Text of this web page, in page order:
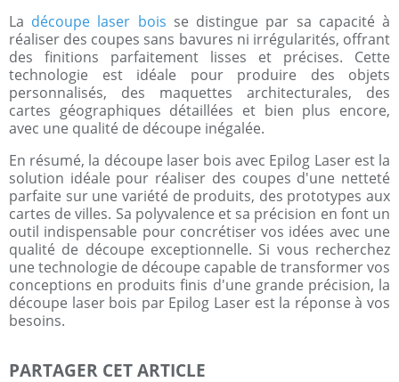
La découpe laser bois se distingue par sa capacité à
réaliser des coupes sans bavures ni irrégularités, offrant
des finitions parfaitement lisses et précises. Cette
technologie est idéale pour produire des objets
personnalisés, des maquettes architecturales, des
cartes géographiques détaillées et bien plus encore,
avec une qualité de découpe inégalée.
En résumé, la découpe laser bois avec Epilog Laser est la
solution idéale pour réaliser des coupes d'une netteté
parfaite sur une variété de produits, des prototypes aux
cartes de villes. Sa polyvalence et sa précision en font un
outil indispensable pour concrétiser vos idées avec une
qualité de découpe exceptionnelle. Si vous recherchez
une technologie de découpe capable de transformer vos
conceptions en produits finis d'une grande précision, la
découpe laser bois par Epilog Laser est la réponse à vos
besoins.
PARTAGER CET ARTICLE